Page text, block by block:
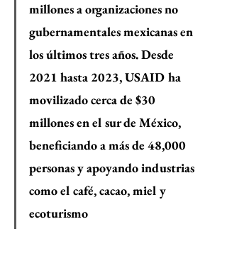
millones a organizaciones no
gubernamentales mexicanas en
los últimos tres años. Desde
2021 hasta 2023, USAID ha
movilizado cerca de $30
millones en el sur de México,
beneficiando a más de 48,000
personas y apoyando industrias
como el café, cacao, miel y
ecoturismo